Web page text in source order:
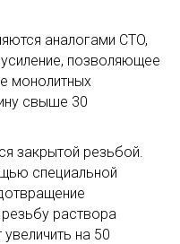
аналогами CTO,
позволяющее
монолитных
свыше 30
закрытой резьбой.
специальной
раствора
на 50